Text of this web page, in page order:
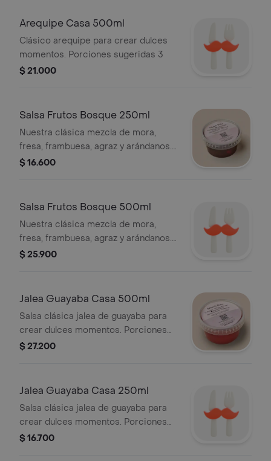
Arequipe Casa 500ml
Clásico arequipe para crear dulces
momentos. Porciones sugeridas 3
$ 21.000
Salsa Frutos Bosque 250ml
Nuestra clásica mezcla de mora,
fresa, frambuesa, agraz y arándanos.
Porciones sugeridas 1.5
$ 16.600
Salsa Frutos Bosque 500ml
Nuestra clásica mezcla de mora,
fresa, frambuesa, agraz y arándanos.
Porciones sugeridas 3
$ 25.900
Jalea Guayaba Casa 500ml
Salsa clásica jalea de guayaba para
crear dulces momentos. Porciones
sugeridas 3
$ 27.200
Jalea Guayaba Casa 250ml
Salsa clásica jalea de guayaba para
crear dulces momentos. Porciones
sugeridas 1.5
$ 16.700